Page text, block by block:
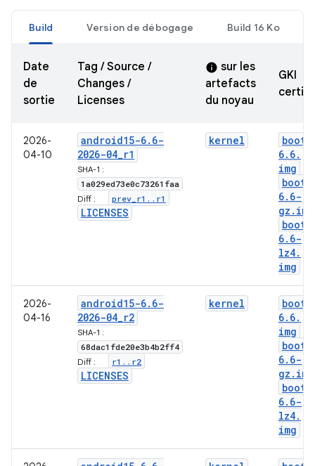
Build Version de débogage Build 16 Ko
Date
de
sortie
Tag / Source /
Changes /
Licenses
info sur les
artefacts
du noyau
GKI
2026-
04-10
android15-6. 6-
2026-04_r1
SHA-1 :
1a029ed73e0c73261faa
Diff : prev r1 . . r1
LICENSES
kernel
boot-
6. 6.
img
boot-
6. 6-
gz . img
boot-
6. 6-
lz4.
img
2026-
04-16
android15-6. 6-
2026-04_r2
SHA-1 :
68dac1fde20e3b4b2ff4
Diff : r1 . . r2
LICENSES
kernel
boot-
6. 6.
img
boot-
6. 6-
gz . img
boot-
6. 6-
lz4.
img